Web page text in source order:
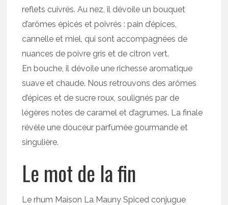
reflets cuivrés. Au nez, il dévoile un bouquet
d’arômes épicés et poivrés : pain d’épices,
cannelle et miel, qui sont accompagnées de
nuances de poivre gris et de citron vert.
En bouche, il dévoile une richesse aromatique
suave et chaude. Nous retrouvons des arômes
d’épices et de sucre roux, soulignés par de
légères notes de caramel et d’agrumes. La finale
révèle une douceur parfumée gourmande et
singulière.
Le mot de la fin
Le rhum Maison La Mauny Spiced conjugue